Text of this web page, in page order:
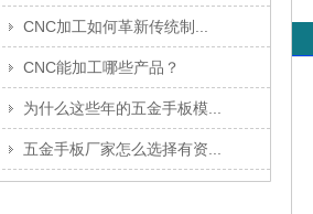
CNC加工如何革新传统制...
CNC能加工哪些产品？
为什么这些年的五金手板模...
五金手板厂家怎么选择有资...